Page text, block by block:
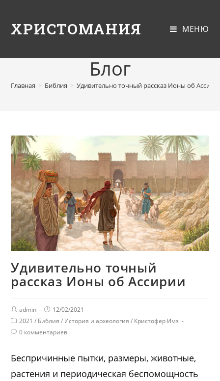
ХРИСТОМАНИЯ МЕНЮ
Блог
Главная > Библия > Удивительно точный рассказ Ионы об
Удивительно точный
рассказ Ионы об Ассирии
admin
12/02/2021
2021 / Библия / История и археология / Кристофер Имз
0 комментариев
Беспричинные пытки, размеры, животные,
растения и периодическая беспомощность